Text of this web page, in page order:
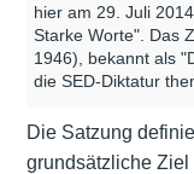
hier am 29. Juli
Starke Worte". Das
1946), bekannt als
die SED-Diktatur
Die Satzung
grundsätzliche Ziel